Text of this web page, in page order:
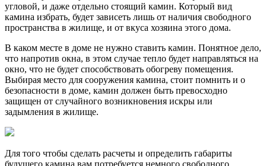
угловой, и даже отдельно стоящий камин. Который вид
камина избрать, будет зависеть лишь от наличия свободного
пространства в жилище, и от вкуса хозяина этого дома.
В каком месте в доме не нужно ставить камин. Понятное дело,
что напротив окна, в этом случае тепло будет направляться на
окно, что не будет способствовать обогреву помещения.
Выбирая место для сооружения камина, стоит помнить и о
безопасности в доме, камин должен быть превосходно
защищен от случайного возникновения искры или
задымления в жилище.
Для того чтобы сделать расчеты и определить габариты